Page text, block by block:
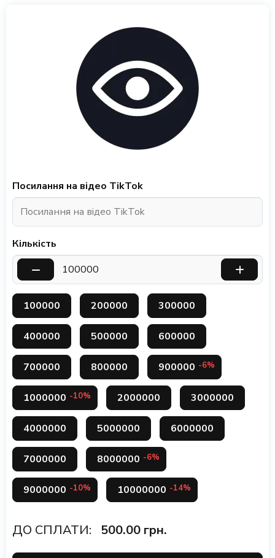
Посилання на відео TikTok
Кількість
100000 200000 300000
400000 500000 600000
700000 800000 900000 -6%
1000000 -10% 2000000 3000000
4000000 5000000 6000000
7000000 8000000 -6%
9000000 -10% 10000000 -14%
ДО СПЛАТИ: 500.00 грн.